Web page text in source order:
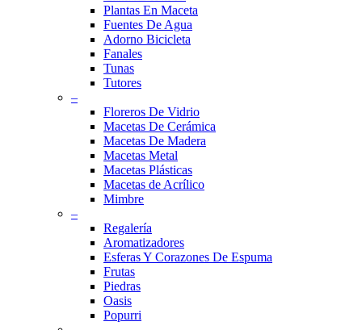
Plantas En Maceta
Fuentes De Agua
Adorno Bicicleta
Fanales
Tunas
Tutores
–
Floreros De Vidrio
Macetas De Cerámica
Macetas De Madera
Macetas Metal
Macetas Plásticas
Macetas de Acrílico
Mimbre
–
Regalería
Aromatizadores
Esferas Y Corazones De Espuma
Frutas
Piedras
Oasis
Popurri